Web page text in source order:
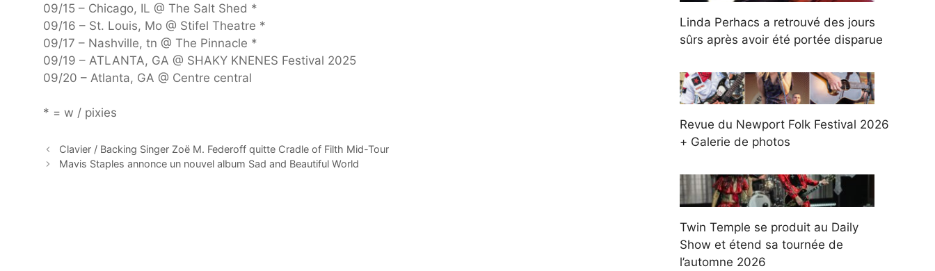
09/15 – Chicago, IL @ The Salt Shed *
09/16 – St. Louis, Mo @ Stifel Theatre *
09/17 – Nashville, tn @ The Pinnacle *
09/19 – ATLANTA, GA @ SHAKY KNENES Festival 2025
09/20 – Atlanta, GA @ Centre central
* = w / pixies
Clavier / Backing Singer Zoë M. Federoff quitte Cradle of Filth Mid-Tour
Mavis Staples annonce un nouvel album Sad and Beautiful World
Linda Perhacs a retrouvé des jours
sûrs après avoir été portée disparue
Revue du Newport Folk Festival 2026
+ Galerie de photos
Twin Temple se produit au Daily
Show et étend sa tournée de
l’automne 2026